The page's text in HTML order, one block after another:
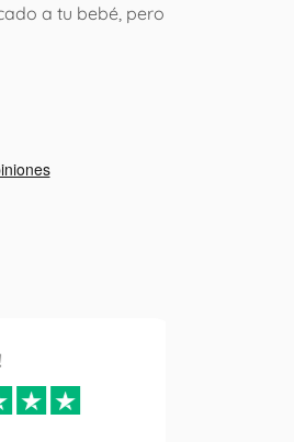
a tu bebé, pero